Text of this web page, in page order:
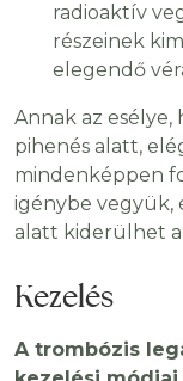
radioaktív
részeinek
elegendő
Annak az
pihenés alatt,
mindenképpen
igénybe vegyük,
alatt kiderülhet
Kezelés
A trombózis